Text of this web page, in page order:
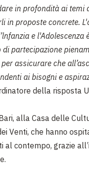
in profondità ai temi
in proposte concrete.
e l'Adolescenza
partecipazione
assicurare che
ai bisogni e
della risposta
alla Casa delle
Venti, che hanno
al contempo, grazie